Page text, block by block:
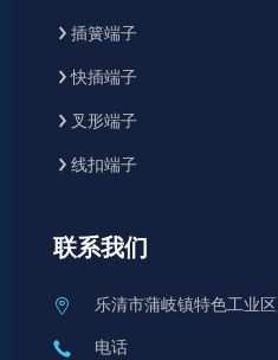
插簧端子
快插端子
叉形端子
线扣端子
联系我们
乐清市蒲岐镇特色工业区
电话